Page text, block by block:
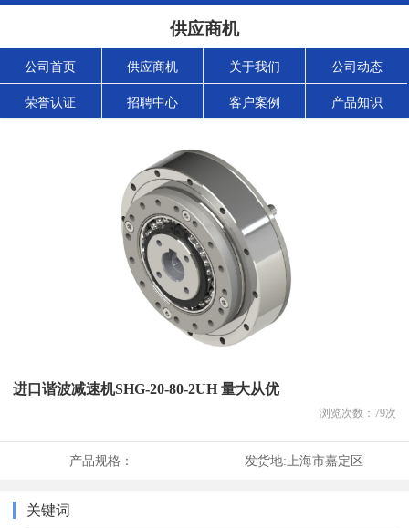
供应商机
公司首页 供应商机 关于我们 公司动态
荣誉认证 招聘中心 客户案例 产品知识
进口谐波减速机SHG-20-80-2UH 量大从优
浏览次数： 79次
产品规格： 发货地: 上海市嘉定区
关键词